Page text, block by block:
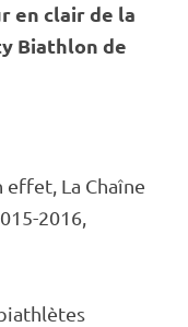
en clair de la
Biathlon de
La Chaîne
2016,